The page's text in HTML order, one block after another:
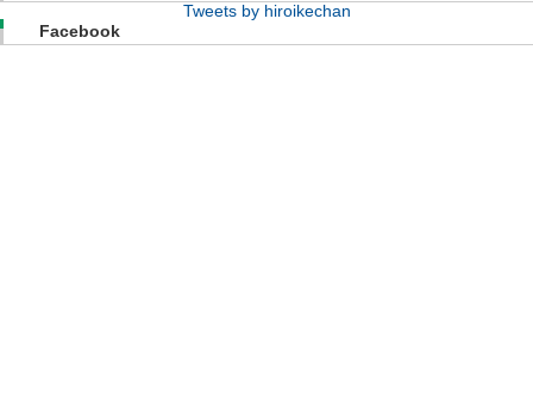
Tweets by hiroikechan
Facebook